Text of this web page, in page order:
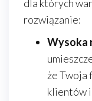
dla których
rozwiązanie:
Wysoka
że Twoja
klientów